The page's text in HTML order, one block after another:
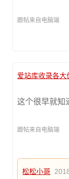
跟帖来自电脑端
爱站库收录各大
这个很早就知
跟帖来自电脑端
松松小哥